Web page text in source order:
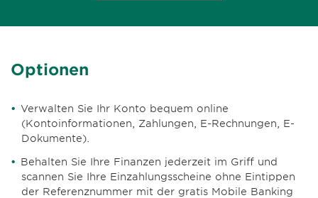
Optionen
Verwalten Sie Ihr Konto bequem online
(Kontoinformationen, Zahlungen, E-Rechnungen, E-
Dokumente).
Behalten Sie Ihre Finanzen jederzeit im Griff und
scannen Sie Ihre Einzahlungsscheine ohne Eintippen
der Referenznummer mit der gratis Mobile Banking